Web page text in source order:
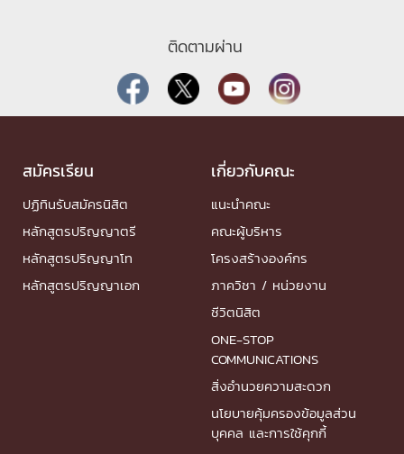
ติดตามผ่าน
สมัครเรียน
ปฏิทินรับสมัครนิสิต
หลักสูตรปริญญาตรี
หลักสูตรปริญญาโท
หลักสูตรปริญญาเอก
เกี่ยวกับคณะ
แนะนำคณะ
คณะผู้บริหาร
โครงสร้างองค์กร
ภาควิชา / หน่วยงาน
ชีวิตนิสิต
ONE-STOP
COMMUNICATIONS
สิ่งอำนวยความสะดวก
นโยบายคุ้มครองข้อมูลส่วน
บุคคล และการใช้คุกกี้